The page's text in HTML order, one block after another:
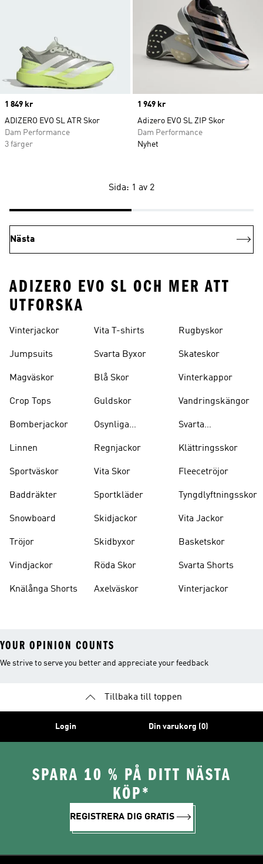
Price
1 849 kr
ADIZERO EVO SL ATR Skor
Dam Performance
3 färger
Price
1 949 kr
Adizero EVO SL ZIP Skor
Dam Performance
Nyhet
Sida: 1 av 2
Nästa
ADIZERO EVO SL OCH MER ATT
UTFORSKA
Vinterjackor
Jumpsuits
Magväskor
Crop Tops
Bomberjackor
Linnen
Sportväskor
Baddräkter
Snowboard
Tröjor
Vindjackor
Knälånga Shorts
Vita T-shirts
Svarta Byxor
Blå Skor
Guldskor
Osynliga
Regnjackor
Vita Skor
Sportkläder
Skidjackor
Skidbyxor
Röda Skor
Axelväskor
Rugbyskor
Skateskor
Vinterkappor
Vandringskängor
Svarta
Klättringsskor
Fleecetröjor
Tyngdlyftningsskor
Vita Jackor
Basketskor
Svarta Shorts
Vinterjackor
YOUR OPINION COUNTS
We strive to serve you better and appreciate your feedback
Tillbaka till toppen
Login Din varukorg (0)
SPARA 10 % PÅ DITT NÄSTA
KÖP*
REGISTRERA DIG GRATIS